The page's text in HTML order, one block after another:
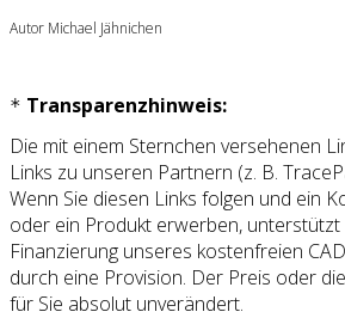
Autor Michael Jähnichen
* Transparenzhinweis:
Die mit einem Sternchen versehenen
Links zu unseren Partnern (z. B.
Wenn Sie diesen Links folgen und ein
oder ein Produkt erwerben, unterstützt
Finanzierung unseres kostenfreien
durch eine Provision. Der Preis oder
für Sie absolut unverändert.